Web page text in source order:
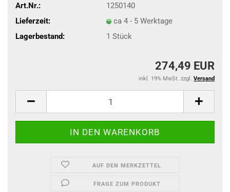
Art.Nr.:
1250140
Lieferzeit:
ca 4 - 5 Werktage
Lagerbestand:
1 Stück
274,49 EUR
inkl. 19% MwSt. zzgl. Versand
AUF DEN MERKZETTEL
FRAGE ZUM PRODUKT